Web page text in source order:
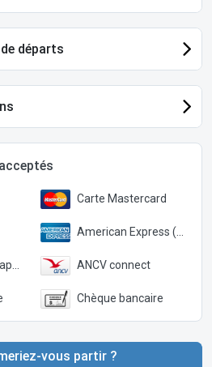
départs
Carte Mastercard
American Express (Paypal)
ANCV connect
Chèque bancaire
vous partir ?